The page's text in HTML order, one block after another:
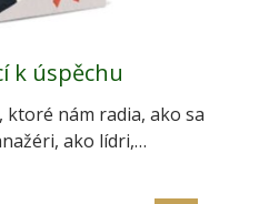
k úspěchu
ktoré nám radia, ako sa
ako lídri,…
vojny
ľuďom predávať. Jeho
zákazníkov, vysoké
hovoriť
pred verejnosťou
existuje iná možnosť:…